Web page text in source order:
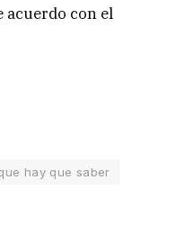
acuerdo con el
hay que saber